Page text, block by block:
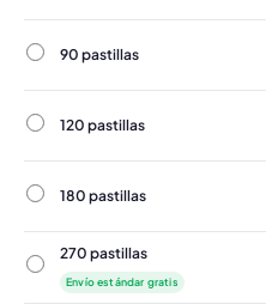
90 pastillas
90 pastillas
120 pastillas
120 pastillas
180 pastillas
180 pastillas
270 pastillas
270 pastillas
Envío estándar gratis